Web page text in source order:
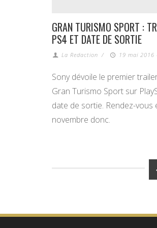
GRAN TURISMO SPORT :
PS4 ET DATE DE SORTIE
La Redaction / 19 mai 2016
Sony dévoile le premier
Gran Turismo Sport sur
date de sortie. Rendez-vous
novembre donc.